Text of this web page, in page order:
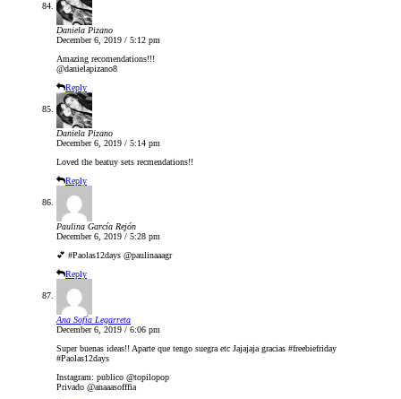
Daniela Pizano
December 6, 2019 / 5:12 pm
Amazing recomendations!!!
@danielapizano8
Reply
Daniela Pizano
December 6, 2019 / 5:14 pm
Loved the beatuy sets recmendations!!
Reply
Paulina García Rejón
December 6, 2019 / 5:28 pm
💕 #Paolas12days @paulinaaagr
Reply
Ana Sofía Legarreta
December 6, 2019 / 6:06 pm
Super buenas ideas!! Aparte que tengo suegra etc Jajajaja gracias #freebiefriday
#Paolas12days
Instagram: publico @topilopop
Privado @anaaasofffia